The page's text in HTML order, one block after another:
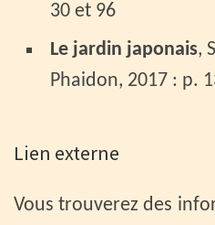
30 et 96
Le jardin japonais,
Phaidon, 2017 : p.
Lien externe
Vous trouverez des